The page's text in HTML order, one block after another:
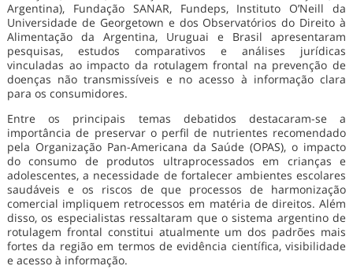
Argentina), Fundação SANAR, Fundeps, Instituto O’Neill da
Universidade de Georgetown e dos Observatórios do Direito à
Alimentação da Argentina, Uruguai e Brasil apresentaram
pesquisas, estudos comparativos e análises jurídicas
vinculadas ao impacto da rotulagem frontal na prevenção de
doenças não transmissíveis e no acesso à informação clara
para os consumidores.
Entre os principais temas debatidos destacaram-se a
importância de preservar o perfil de nutrientes recomendado
pela Organização Pan-Americana da Saúde (OPAS), o impacto
do consumo de produtos ultraprocessados em crianças e
adolescentes, a necessidade de fortalecer ambientes escolares
saudáveis e os riscos de que processos de harmonização
comercial impliquem retrocessos em matéria de direitos. Além
disso, os especialistas ressaltaram que o sistema argentino de
rotulagem frontal constitui atualmente um dos padrões mais
fortes da região em termos de evidência científica, visibilidade
e acesso à informação.